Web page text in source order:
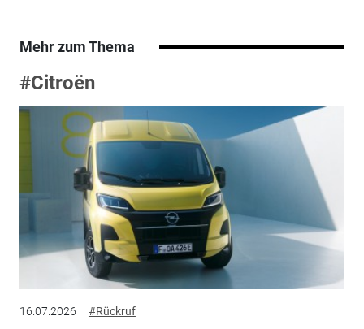
Mehr zum Thema
#Citroën
16.07.2026 #Rückruf